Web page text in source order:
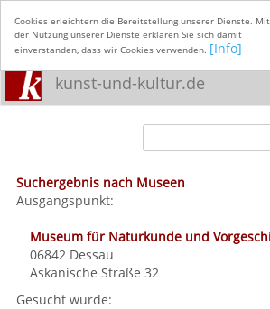
Cookies erleichtern die Bereitstellung unserer Dienste. Mit
der Nutzung unserer Dienste erklären Sie sich damit
einverstanden, dass wir Cookies verwenden. [Info]
kunst-und-kultur.de
Suchergebnis nach Museen
Ausgangspunkt:
Museum für Naturkunde und
06842 Dessau
Askanische Straße 32
Gesucht wurde: